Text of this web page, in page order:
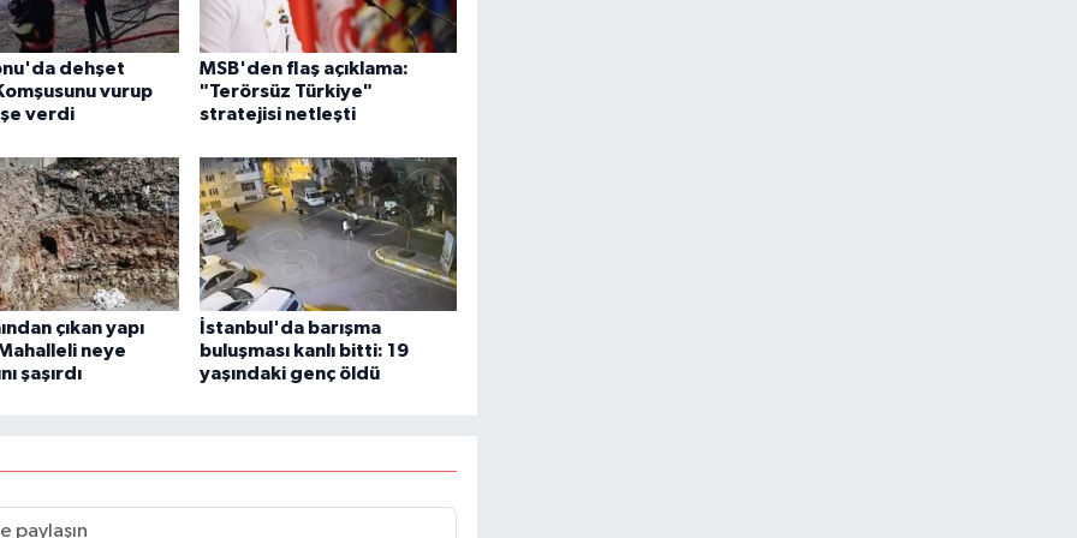
dehşet
vurup
verdi
MSB'den flaş açıklama:
"Terörsüz Türkiye"
stratejisi netleşti
çıkan yapı
neye
şaşırdı
İstanbul'da barışma
buluşması kanlı bitti: 19
yaşındaki genç öldü